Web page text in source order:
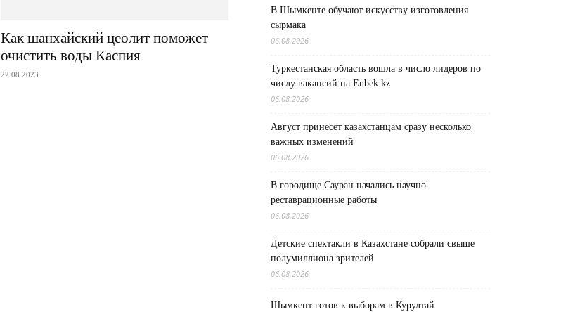
Как шанхайский цеолит поможет
очистить воды Каспия
22.08.2023
В Шымкенте обучают искусству изготовления
сырмака
06.08.2026
Туркестанская область вошла в число лидеров по
числу вакансий на Enbek.kz
06.08.2026
Август принесет казахстанцам сразу несколько
важных изменений
06.08.2026
В городище Сауран начались научно-
реставрационные работы
06.08.2026
Детские спектакли в Казахстане собрали свыше
полумиллиона зрителей
06.08.2026
Шымкент готов к выборам в Курултай